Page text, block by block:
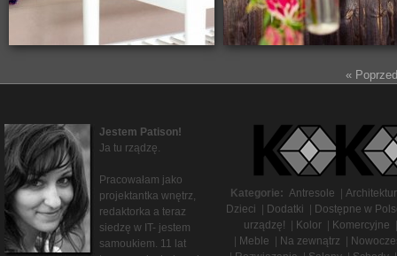
«
Jestem Patison!
Ja tu rządzę.
Pracowałam jako
projektantka wnętrz,
redaktorka a teraz
siedzę w IT- jestem
samoukiem. 11 lat
Kategorie: Antresole
Dzieci
Dodatki
Dostępne w
urządzę!
Kolor Komercyjne
Meble Na zewnątrz